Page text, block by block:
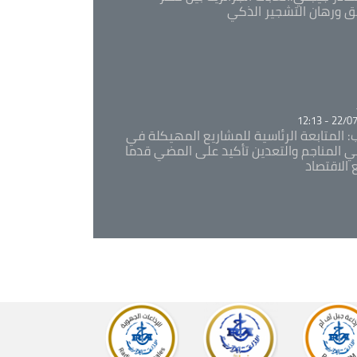
ورهان التشجير الذكي
22/07/
المتابعة الرئاسية للمشاريع المهيكلة في
المناجم والتعدين تأكيد على المضي قدما
الاقتصاد